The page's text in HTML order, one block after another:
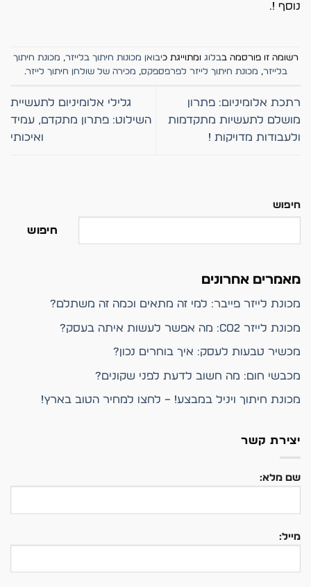
נוסף !.
רשומה זו פורסמה בבלוג ומתוייגת כיבואן מכונות חיתוך בלייזר, מכונת חיתוך
בלייזר, מכונת חיתוך לייזר לפרפספקס, מכירה של שולחן חיתוך לייזר.
רתכת אלומיניום: פתרון
מושלם לתעשיות מתקדמות
ולעבודות מדויקות !
גלילי אלומיניום לתעשיית
השילוט: פתרון מתקדם, עמיד
ואיכותי
חיפוש
חיפוש
מאמרים אחרונים
מכונת לייזר פייבר: למי זה מתאים וכמה זה משתלם?
מכונת לייזר CO2: מה אפשר לעשות איתה בעסק?
מכשיר טבעות לעסק: איך בוחרים נכון?
מכבשי חום: מה חשוב לדעת לפני שקונים?
מכונת חיתוך ויניל במבצע! – לחצו למחיר הטוב בארץ!
יצירת קשר
שם מלא:
מייל: